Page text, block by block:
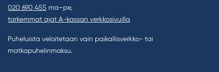
020 690 455 ma–pe,
tarkemmat ajat A-kassan verkkosivuilla
Puheluista veloitetaan vain paikallisverkko- tai
matkapuhelinmaksu.